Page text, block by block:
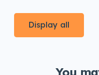
Display all
You